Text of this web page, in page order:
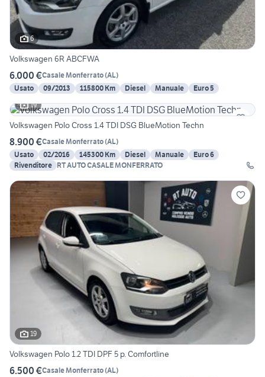
6
Volkswagen 6R ABCFWA
6.000 €Casale Monferrato(AL)
Usato
09/2013 115800 Km Diesel Manuale
Euro 5
19
Volkswagen Polo Cross 1.4 TDI DSG BlueMotion Techn
8.900 €Casale Monferrato(AL)
Usato
02/2016 145300 Km Diesel Manuale
Euro 6
Rivenditore RT AUTO CASALE MONFERRATO
19
Volkswagen Polo 1.2 TDI DPF 5 p. Comfortline
6.500 €Casale Monferrato(AL)